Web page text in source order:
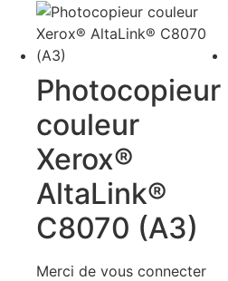
Photocopieur
couleur
Xerox®
AltaLink®
C8070 (A3)
Merci de vous connecter